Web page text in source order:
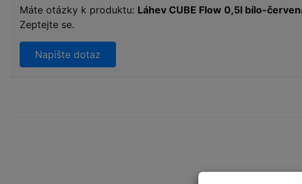
Máte otázky k produktu: Láhev CUBE Flow 0,5l bílo-
Zeptejte se.
Napište dotaz